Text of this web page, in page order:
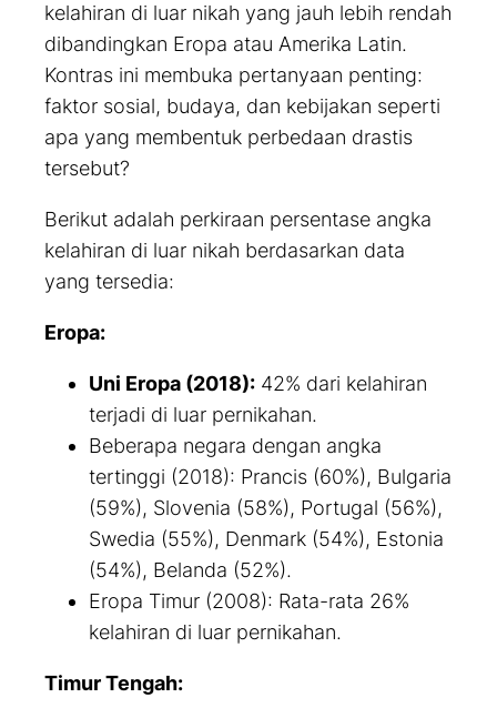
kelahiran di luar nikah yang jauh lebih rendah
dibandingkan Eropa atau Amerika Latin.
Kontras ini membuka pertanyaan penting:
faktor sosial, budaya, dan kebijakan seperti
apa yang membentuk perbedaan drastis
tersebut?
Berikut adalah perkiraan persentase angka
kelahiran di luar nikah berdasarkan data
yang tersedia:
Eropa:
Uni Eropa (2018): 42% dari kelahiran
terjadi di luar pernikahan.
Beberapa negara dengan angka
tertinggi (2018): Prancis (60%), Bulgaria
(59%), Slovenia (58%), Portugal (56%),
Swedia (55%), Denmark (54%), Estonia
(54%), Belanda (52%).
Eropa Timur (2008): Rata-rata 26%
kelahiran di luar pernikahan.
Timur Tengah: